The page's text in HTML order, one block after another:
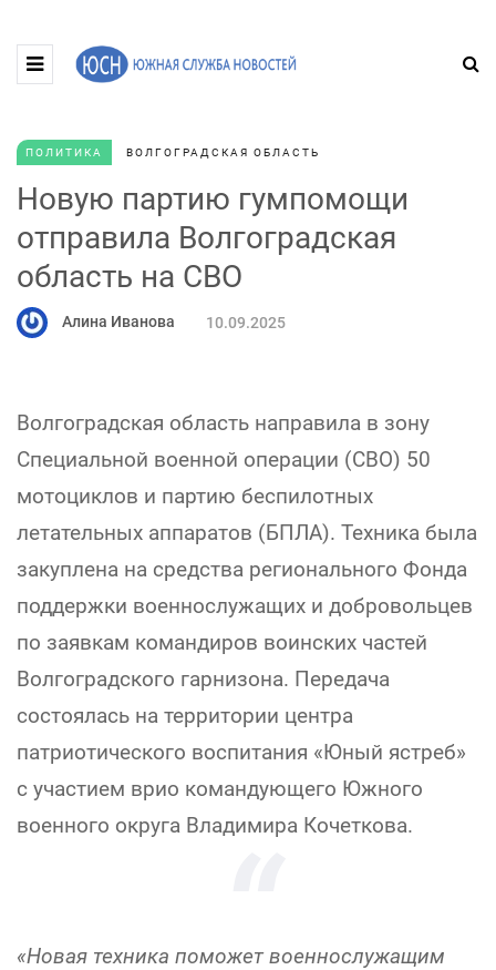
ПОЛИТИКА ВОЛГОГРАДСКАЯ ОБЛАСТЬ
Новую партию гумпомощи
отправила Волгоградская
область на СВО
Алина Иванова 10.09.2025
Волгоградская область направила в зону
Специальной военной операции (СВО) 50
мотоциклов и партию беспилотных
летательных аппаратов (БПЛА). Техника была
закуплена на средства регионального Фонда
поддержки военнослужащих и добровольцев
по заявкам командиров воинских частей
Волгоградского гарнизона. Передача
состоялась на территории центра
патриотического воспитания «Юный ястреб»
с участием врио командующего Южного
военного округа Владимира Кочеткова.
«Новая техника поможет военнослужащим